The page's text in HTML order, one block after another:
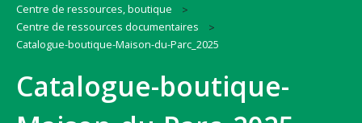
Centre de ressources, boutique
Centre de ressources documentaires
Catalogue-boutique-Maison-du-Parc_2025
Catalogue-boutique-